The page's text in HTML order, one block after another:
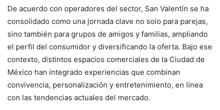
De acuerdo con operadores del sector, San Valentín se ha
consolidado como una jornada clave no solo para parejas,
sino también para grupos de amigos y familias, ampliando
el perfil del consumidor y diversificando la oferta. Bajo ese
contexto, distintos espacios comerciales de la Ciudad de
México han integrado experiencias que combinan
convivencia, personalización y entretenimiento, en línea
con las tendencias actuales del mercado.